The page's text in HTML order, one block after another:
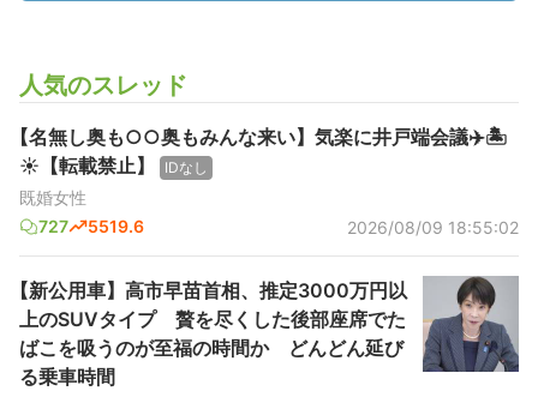
人気のスレッド
【名無し奥も○○奥もみんな来い】気楽に井戸端会議✈️🏝️
☀【転載禁止】
IDなし
既婚女性
727
5519.6 2026/08/09 18:55:02
【新公用車】高市早苗首相、推定3000万円以
上のSUVタイプ 贅を尽くした後部座席でた
ばこを吸うのが至福の時間か どんどん延び
る乗車時間